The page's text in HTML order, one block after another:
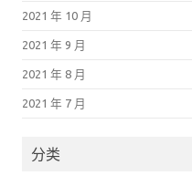
2021 年 10 月
2021 年 9 月
2021 年 8 月
2021 年 7 月
分类